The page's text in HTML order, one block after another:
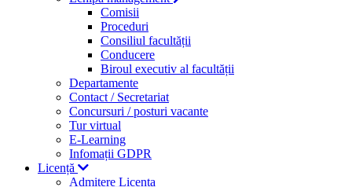
Comisii
Proceduri
Consiliul facultății
Conducere
Biroul executiv al facultății
Departamente
Contact / Secretariat
Concursuri / posturi vacante
Tur virtual
E-Learning
Infomații GDPR
Licență
Admitere Licenta